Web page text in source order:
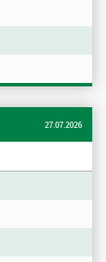
27.07.2026